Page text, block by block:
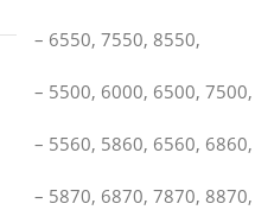
– 6550, 7550, 8550,
– 5500, 6000, 6500,
– 5560, 5860, 6560,
– 5870, 6870, 7870, 8870,